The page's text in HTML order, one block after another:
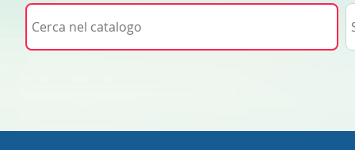
Cerca su "Cerca nel catalogo"